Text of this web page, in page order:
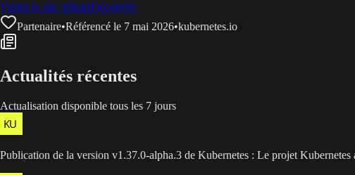
Visiter le site officielDécouvrir
Partenaire•Référencé le 7 mai 2026•kubernetes.io
Actualités récentes
Actualisation disponible tous les 7 jours
Publication de la version v1.37.0-alpha.3 de Kubernetes : Le projet